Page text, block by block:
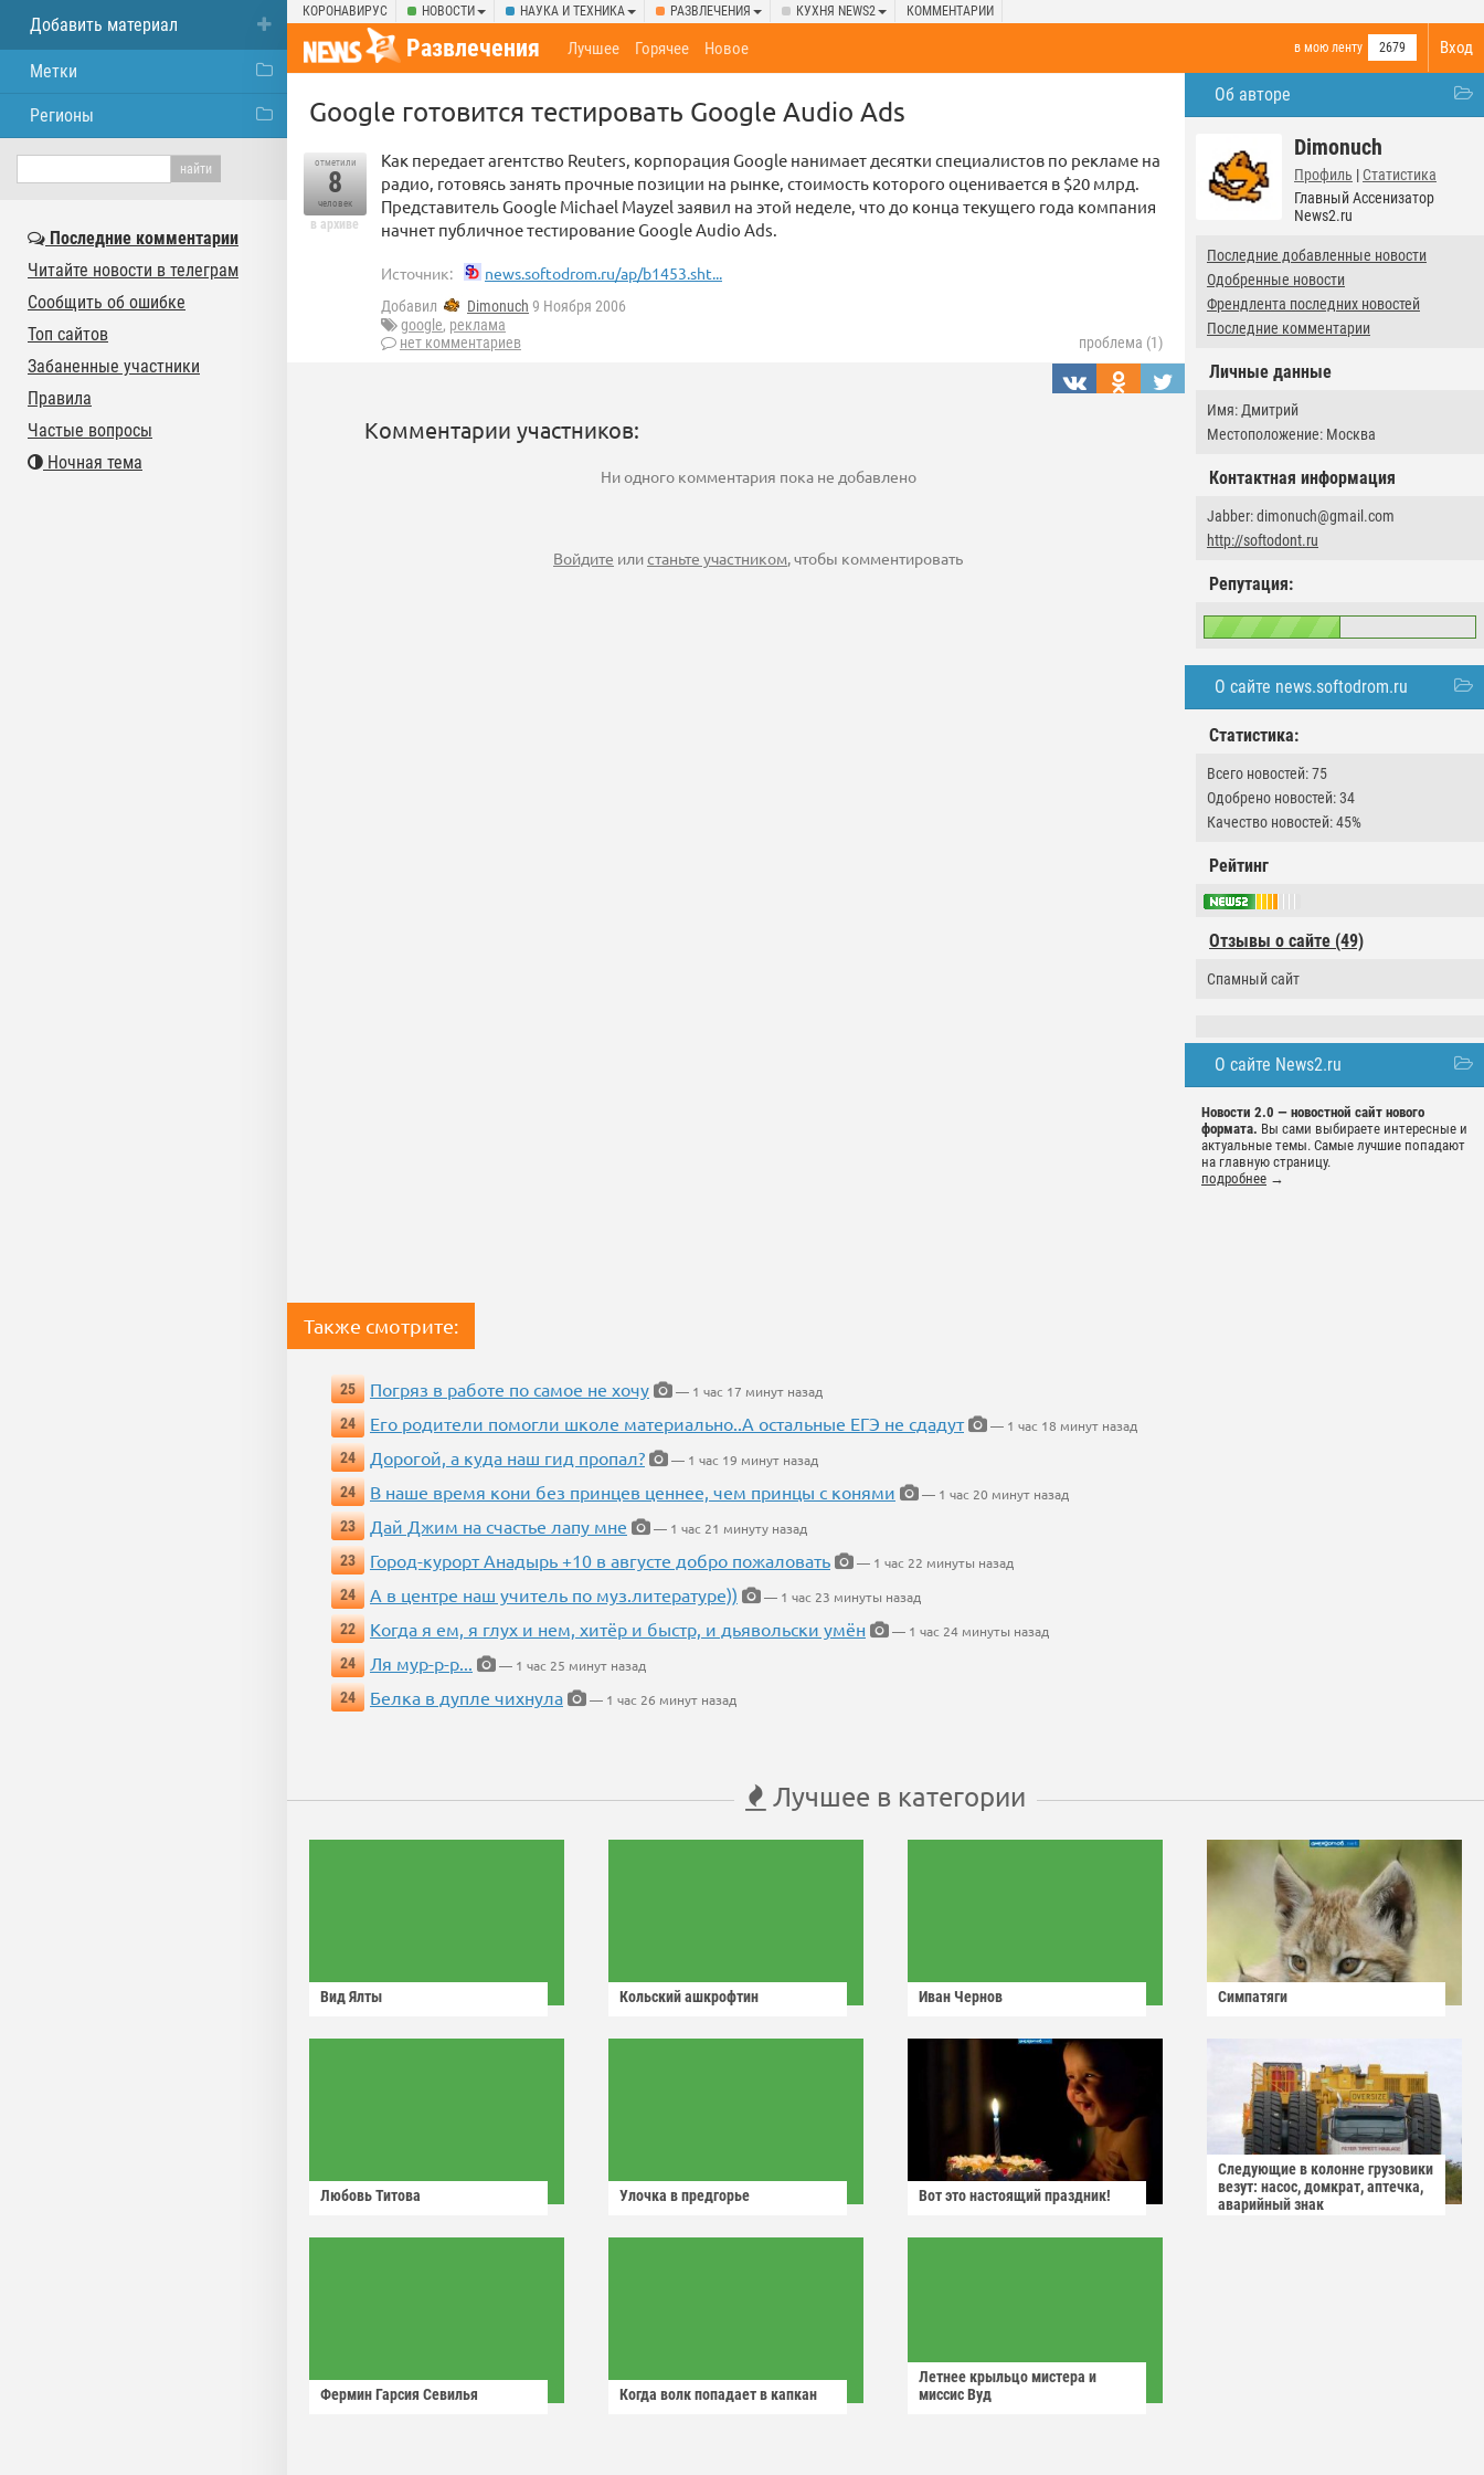
КОРОНАВИРУС НОВОСТИ НАУКА И ТЕХНИКА РАЗВЛЕЧЕНИЯ КУХНЯ NEWS2 КОММЕНТАРИИ
Вход
Развлечения в мою ленту 2679
Лучшее Горячее Новое
Об авторе
Dimonuch
Профиль | Статистика
Главный Ассенизатор
News2.ru
Последние добавленные новости
Одобренные новости
Френдлента последних новостей
Последние комментарии
Личные данные
Имя: Дмитрий
Местоположение: Москва
Контактная информация
Jabber: dimonuch@gmail.com
http://softodont.ru
Репутация:
О сайте news.softodrom.ru
Статистика:
Всего новостей: 75
Одобрено новостей: 34
Качество новостей: 45%
Рейтинг
Отзывы о сайте (49)
Спамный сайт
О сайте News2.ru
Новости 2.0 — новостной сайт нового
формата. Вы сами выбираете интересные и
актуальные темы. Самые лучшие попадают
на главную страницу.
подробнее →
Google готовится тестировать Google Audio Ads
отметили
8
человек
в архиве
Как передает агентство Reuters, корпорация Google нанимает десятки специалистов по рекламе на
радио, готовясь занять прочные позиции на рынке, стоимость которого оценивается в $20 млрд.
Представитель Google Michael Mayzel заявил на этой неделе, что до конца текущего года компания
начнет публичное тестирование Google Audio Ads.
Источник: news.softodrom.ru/ap/b1453.sht...
Добавил Dimonuch 9 Ноября 2006
google, реклама
нет комментариев
проблема (1)
Комментарии участников:
Ни одного комментария пока не добавлено
Войдите илистаньте участником, чтобы комментировать
Также смотрите:
25 Погряз в работе по самое не хочу
— 1 час 17 минут назад
24
Его родители помогли школе материально..А остальные ЕГЭ не сдадут
— 1 час 18 минут назад
24
Дорогой, а куда наш гид пропал?
— 1 час 19 минут назад
24
В наше время кони без принцев ценнее, чем принцы с конями
— 1 час 20 минут назад
23
Дай Джим на счастье лапу мне
— 1 час 21 минуту назад
23
Город-курорт Анадырь +10 в августе добро пожаловать
— 1 час 22 минуты назад
24
А в центре наш учитель по муз.литературе))
— 1 час 23 минуты назад
22
Когда я ем, я глух и нем, хитёр и быстр, и дьявольски умён
— 1 час 24 минуты назад
24
Ля мур-р-р...
— 1 час 25 минут назад
24
Белка в дупле чихнула — 1 час 26 минут назад
Лучшее в категории
Вид Ялты Кольский ашкрофтин Иван Чернов Симпатяги
Любовь Титова Улочка в предгорье Вот это настоящий праздник!
Следующие в колонне грузовики
везут: насос, домкрат, аптечка,
аварийный знак
Фермин Гарсия Севилья Когда волк попадает в капкан
Летнее крыльцо мистера и
миссис Вуд
Добавить материал
Метки
Регионы
Последние комментарии
Читайте новости в телеграм
Сообщить об ошибке
Топ сайтов
Забаненные участники
Правила
Частые вопросы
Ночная тема